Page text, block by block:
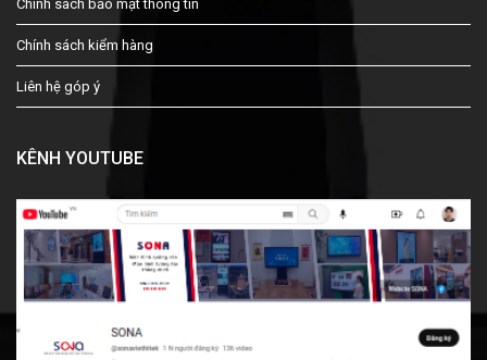
Chính sách bảo mật thông tin
Chính sách kiểm hàng
Liên hệ góp ý
KÊNH YOUTUBE